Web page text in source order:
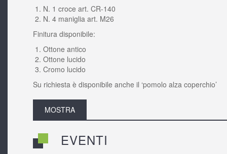
N. 1 croce art. CR-140
N. 4 maniglia art. M26
Finitura disponibile:
Ottone antico
Ottone lucido
Cromo lucido
Su richiesta è disponibile anche il ‘pomolo alza coperchio’
MOSTRA
EVENTI